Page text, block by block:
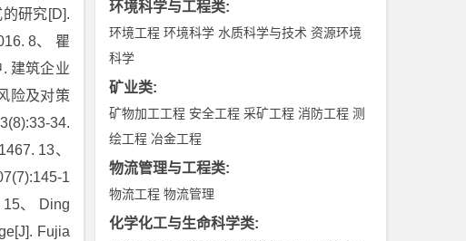
研究[D].
8、 瞿
建筑企业
险及对策
34.
13、
1
15、 Ding
Fujia
环境科学与工程类:
环境工程 环境科学 水质科学与技术 资源环境
科学
矿业类:
矿物加工工程 安全工程 采矿工程 消防工程 测
绘工程 冶金工程
物流管理与工程类:
物流工程 物流管理
化学化工与生命科学类: